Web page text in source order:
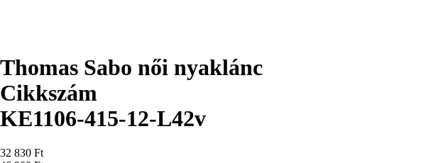
Thomas Sabo női nyaklánc
Cikkszám
KE1106-415-12-L42v
Ár
32 830 Ft